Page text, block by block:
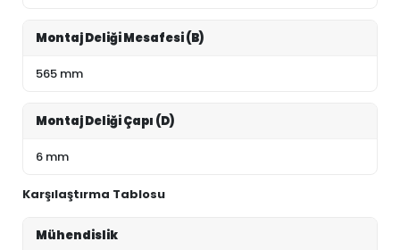
Montaj Deliği Mesafesi (B)
565 mm
Montaj Deliği Çapı (D)
6 mm
Karşılaştırma Tablosu
Mühendislik